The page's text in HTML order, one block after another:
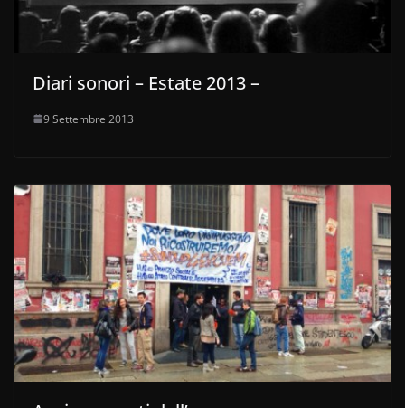
Diari sonori – Estate 2013 –
9 Settembre 2013